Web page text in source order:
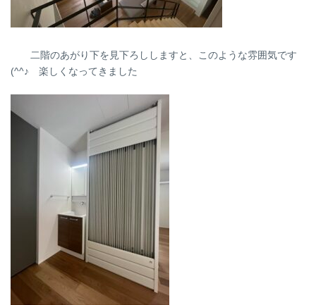
二階のあがり下を見下ろししますと、このような雰囲気です
(^^♪ 楽しくなってきました